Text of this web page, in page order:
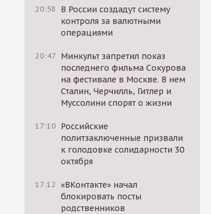
20:58
В России создадут систему
контроля за валютными
операциями
20:47 Минкульт запретил показ
последнего фильма Сокурова
на фестивале в Москве. В нем
Сталин, Черчилль, Гитлер и
Муссолини спорят о жизни
17:10 Российские
политзаключенные призвали
к голодовке солидарности 30
октября
17:12 «ВКонтакте» начал
блокировать посты
родственников